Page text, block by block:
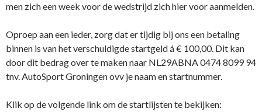
men zich een week voor de wedstrijd zich hier voor aanmelden.
Oproep aan een ieder, zorg dat er tijdig bij ons een betaling
binnen is van het verschuldigde startgeld á € 100,00. Dit kan
door dit bedrag over te maken naar NL29ABNA 0474 8099 94
tnv. AutoSport Groningen ovv je naam en startnummer.
Klik op de volgende link om de startlijsten te bekijken: